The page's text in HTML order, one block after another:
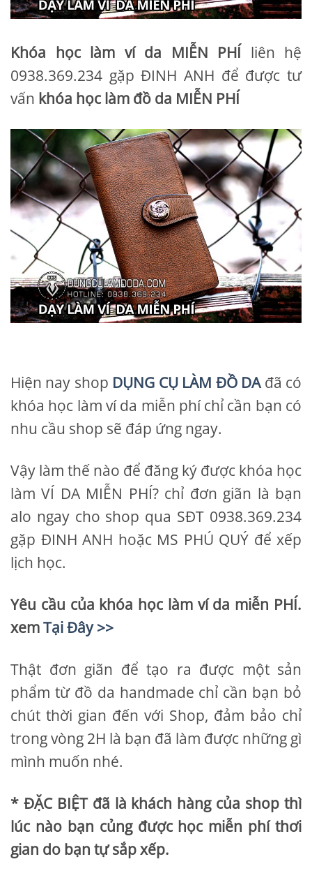
Khóa học làm ví da MIỄN PHÍ liên hệ
0938.369.234 gặp ĐINH ANH để được tư
vấn khóa học làm đồ da MIỄN PHÍ
Hiện nay shop DỤNG CỤ LÀM ĐỒ DA đã có
khóa học làm ví da miễn phí chỉ cần bạn có
nhu cầu shop sẽ đáp ứng ngay.
Vậy làm thế nào để đăng ký được khóa học
làm VÍ DA MIỄN PHÍ? chỉ đơn giãn là bạn
alo ngay cho shop qua SĐT 0938.369.234
gặp ĐINH ANH hoặc MS PHÚ QUÝ để xếp
lịch học.
Yêu cầu của khóa học làm ví da miễn PHÍ.
xemTại Đây >>
Thật đơn giãn để tạo ra được một sản
phẩm từ đồ da handmade chỉ cần bạn bỏ
chút thời gian đến với Shop, đảm bảo chỉ
trong vòng 2H là bạn đã làm được những gì
mình muốn nhé.
* ĐẶC BIỆT đã là khách hàng của shop thì
lúc nào bạn củng được học miễn phí thơi
gian do bạn tự sắp xếp.